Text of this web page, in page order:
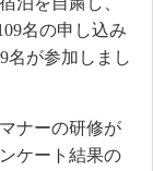
名の申し込み
名が参加しまし
ナーの研修が
ケート結果の